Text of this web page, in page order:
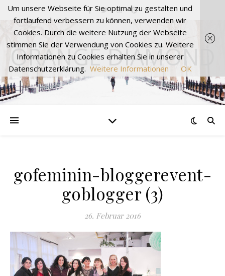
ORANGE DIAMOND
gofeminin-bloggerevent-
goblogger (3)
26. Februar 2016
Um unsere Webseite für Sie optimal zu gestalten und
fortlaufend verbessern zu können, verwenden wir
Cookies. Durch die weitere Nutzung der Webseite
stimmen Sie der Verwendung von Cookies zu. Weitere
Informationen zu Cookies erhalten Sie in unserer
Datenschutzerklärung. Weitere Informationen OK